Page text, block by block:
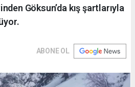
Göksun’da kış şartlarıyla
ABONE OL